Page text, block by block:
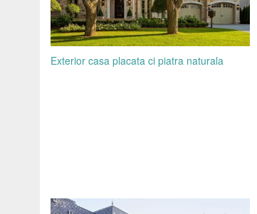
Exterior casa placata ci piatra naturala